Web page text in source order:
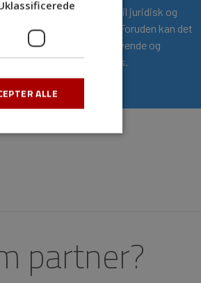
samtaler i et Team, til juridisk og
compliance formål. Foruden kan det
blive en dyr, tidskrævende og
forstyrrende process.
partner?
ALLE